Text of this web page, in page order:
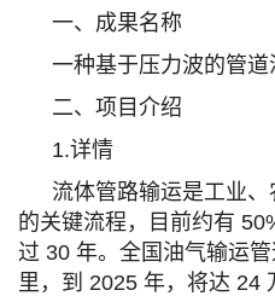
一、成果名称
一种基于压力波的管
二、项目介绍
1.详情
流体管路输运是工业
的关键流程，目前约有
过 30 年。全国油气输运
里，到 2025 年，将达 24